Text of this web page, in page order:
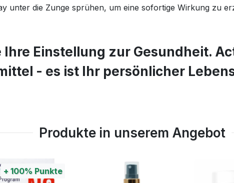
unter die Zunge sprühen, um eine sofortige Wirkung zu
Einstellung zur Gesundheit.
- es ist Ihr persönlicher
Produkte in unserem Angebot
+100% Punkte